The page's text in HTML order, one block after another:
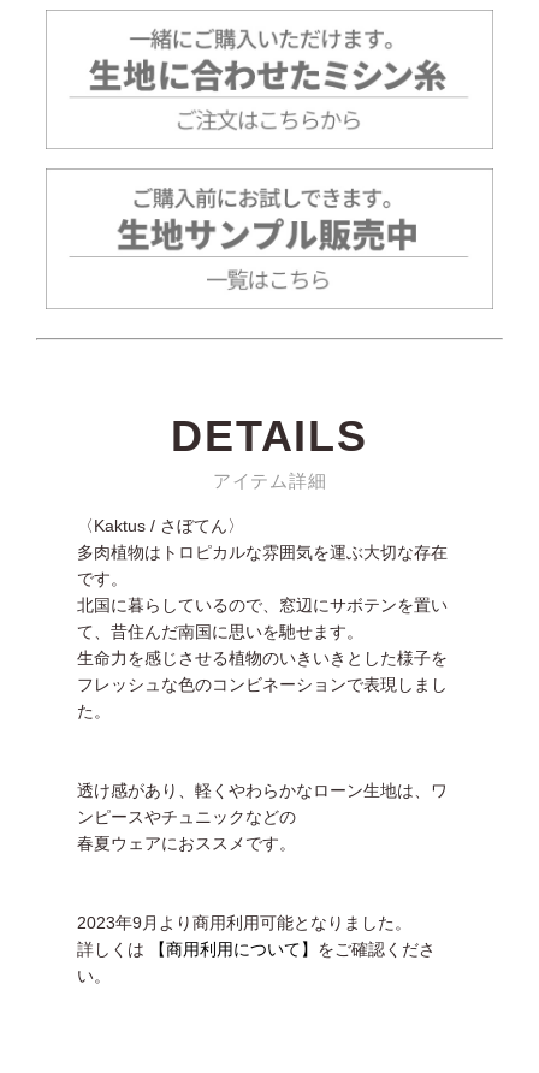
DETAILS
アイテム詳細
〈Kaktus / さぼてん〉
多肉植物はトロピカルな雰囲気を運ぶ大切な存在
です。
北国に暮らしているので、窓辺にサボテンを置い
て、昔住んだ南国に思いを馳せます。
生命力を感じさせる植物のいきいきとした様子を
フレッシュな色のコンビネーションで表現しまし
た。
透け感があり、軽くやわらかなローン生地は、ワ
ンピースやチュニックなどの
春夏ウェアにおススメです。
2023年9月より商用利用可能となりました。
詳しくは
【商用利用について】 をご確認くださ
い。